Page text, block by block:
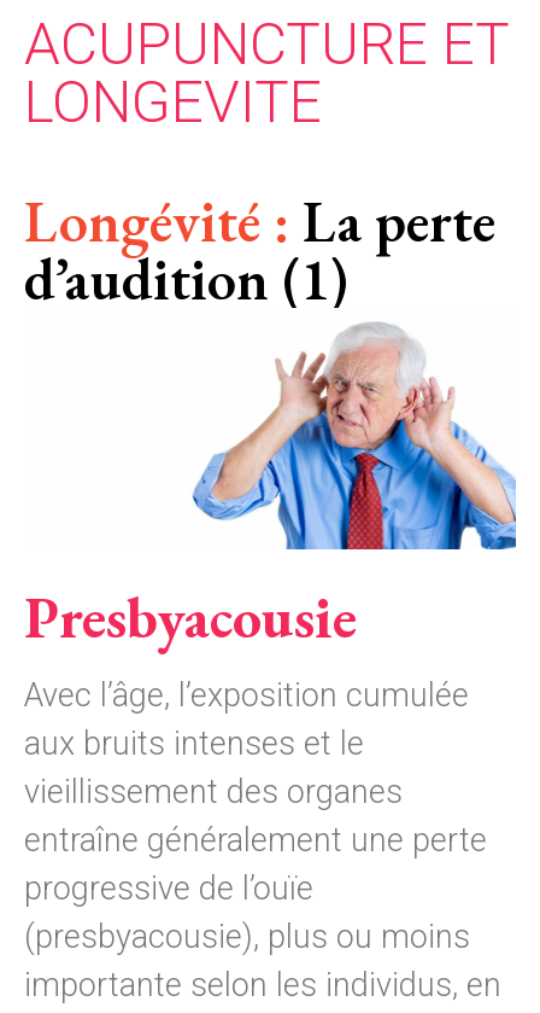
ACUPUNCTURE ET
LONGEVITE
Longévité : La perte
d’audition (1)
Presbyacousie
Avec l’âge, l’exposition cumulée
aux bruits intenses et le
vieillissement des organes
entraîne généralement une perte
progressive de l’ouïe
(presbyacousie), plus ou moins
importante selon les individus, en